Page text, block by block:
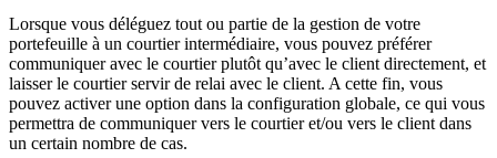
Lorsque vous déléguez tout ou partie de la gestion de votre
portefeuille à un courtier intermédiaire, vous pouvez préférer
communiquer avec le courtier plutôt qu’avec le client directement, et
laisser le courtier servir de relai avec le client. A cette fin, vous
pouvez activer une option dans la configuration globale, ce qui vous
permettra de communiquer vers le courtier et/ou vers le client dans
un certain nombre de cas.